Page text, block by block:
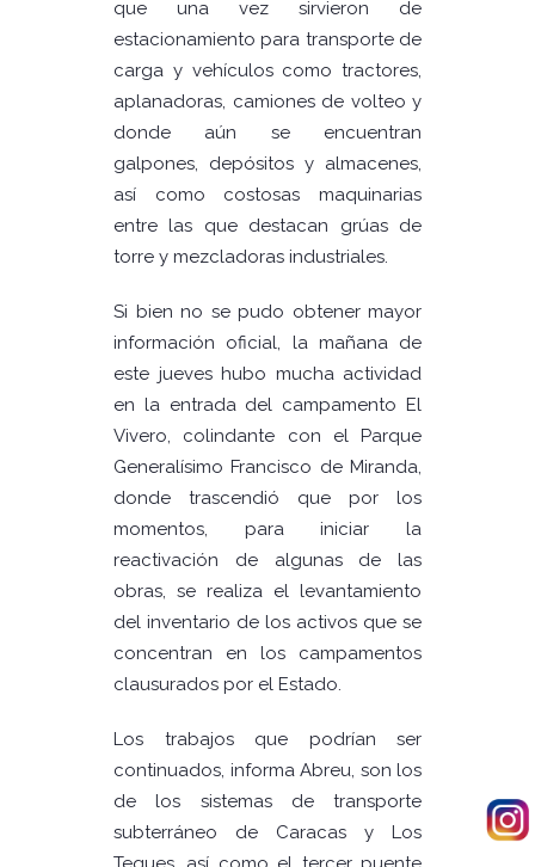
que una vez sirvieron de
estacionamiento para transporte de
carga y vehículos como tractores,
aplanadoras, camiones de volteo y
donde aún se encuentran
galpones, depósitos y almacenes,
así como costosas maquinarias
entre las que destacan grúas de
torre y mezcladoras industriales.
Si bien no se pudo obtener mayor
información oficial, la mañana de
este jueves hubo mucha actividad
en la entrada del campamento El
Vivero, colindante con el Parque
Generalísimo Francisco de Miranda,
donde trascendió que por los
momentos, para iniciar la
reactivación de algunas de las
obras, se realiza el levantamiento
del inventario de los activos que se
concentran en los campamentos
clausurados por el Estado.
Los trabajos que podrían ser
continuados, informa Abreu, son los
de los sistemas de transporte
subterráneo de Caracas y Los